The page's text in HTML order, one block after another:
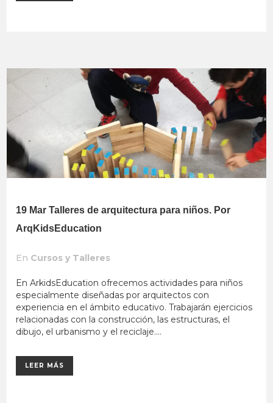
19 Mar Talleres de arquitectura para niños. Por
ArqKidsEducation
En Cursos y Talleres
En ArkidsEducation ofrecemos actividades para niños
especialmente diseñadas por arquitectos con
experiencia en el ámbito educativo. Trabajarán ejercicios
relacionadas con la construcción, las estructuras, el
dibujo, el urbanismo y el reciclaje....
LEER MÁS